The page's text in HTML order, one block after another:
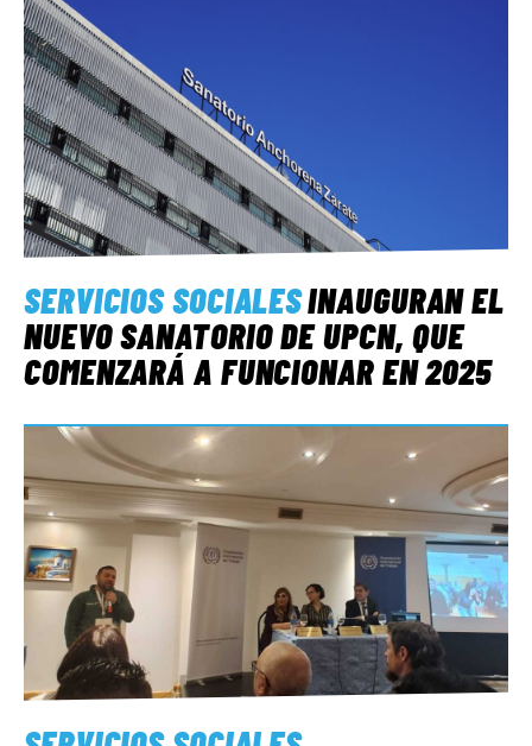
SERVICIOS SOCIALESINAUGURAN EL
NUEVO SANATORIO DE UPCN, QUE
COMENZARÁ A FUNCIONAR EN 2025